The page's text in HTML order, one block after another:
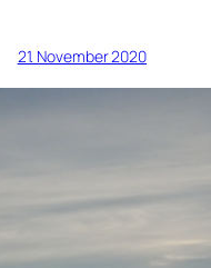
21. November 2020